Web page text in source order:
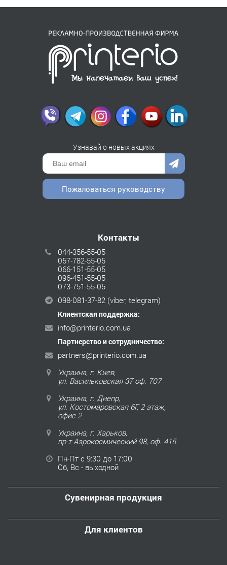
Узнавай о новых акциях
Пожаловаться руководству
Контакты
044-356-55-05
057-782-55-05
066-151-55-05
096-451-55-05
073-751-55-05
098-081-37-82 (viber, telegram)
Клиентская поддержка:
info@printerio.com.ua
Партнерство и сотрудничество:
partners@printerio.com.ua
Украина, г. Киев,
ул. Васильковская 37 оф. 707
Украина, г. Днепр,
ул. Костомаровская 6Г, 2 этаж,
офис 2
Украина, г. Харьков,
пр-т Аэрокосмический 98, оф. 415
Пн-Пт с 9:30 до 17:00
Сб, Вс - выходной
Сувенирная продукция
Для клиентов